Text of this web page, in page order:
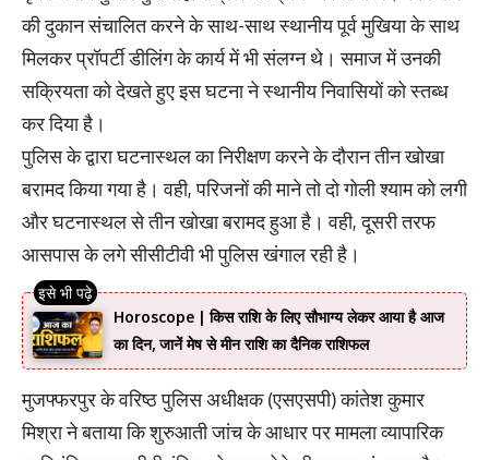
की दुकान संचालित करने के साथ-साथ स्थानीय पूर्व मुखिया के साथ
मिलकर प्रॉपर्टी डीलिंग के कार्य में भी संलग्न थे। समाज में उनकी
सक्रियता को देखते हुए इस घटना ने स्थानीय निवासियों को स्तब्ध
कर दिया है।
पुलिस के द्वारा घटनास्थल का निरीक्षण करने के दौरान तीन खोखा
बरामद किया गया है। वही, परिजनों की माने तो दो गोली श्याम को लगी
और घटनास्थल से तीन खोखा बरामद हुआ है। वही, दूसरी तरफ
आसपास के लगे सीसीटीवी भी पुलिस खंगाल रही है।
Horoscope | किस राशि के लिए सौभाग्य लेकर आया है आज
का दिन, जानें मेष से मीन राशि का दैनिक राशिफल
मुजफ्फरपुर के वरिष्ठ पुलिस अधीक्षक (एसएसपी) कांतेश कुमार
मिश्रा ने बताया कि शुरुआती जांच के आधार पर मामला व्यापारिक